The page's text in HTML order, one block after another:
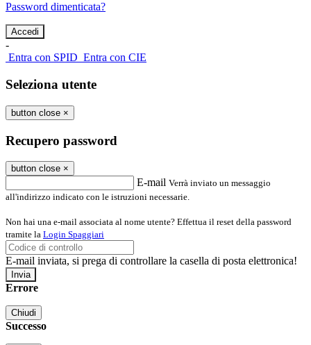
Password dimenticata?
-
Entra con SPID Entra con CIE
Seleziona utente
button close ×
Recupero password
button close ×
E-mail Verrà inviato un messaggio
all'indirizzo indicato con le istruzioni necessarie.
Non hai una e-mail associata al nome utente? Effettua il reset della password
tramite la Login Spaggiari
E-mail inviata, si prega di controllare la casella di posta elettronica!
Errore
Chiudi
Successo